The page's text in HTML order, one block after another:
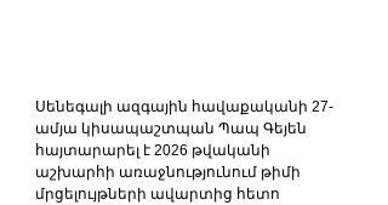
Սենեգալի ազգային հավաքականի 27-
ամյա կիսապաշտպան Պապ Գեյեն
հայտարարել է 2026 թվականի
աշխարհի առաջնությունում թիմի
մրցելույթների ավարտից հետո